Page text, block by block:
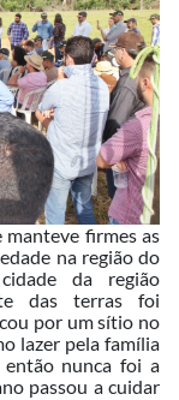
firmes as
na região do
da região
das terras foi
por um sítio no
lazer pela família
nunca foi a
passou a cuidar